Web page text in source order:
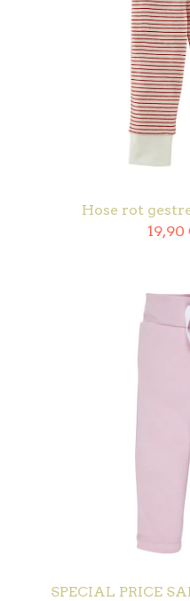
Hose rot
19,90
SPECIAL PRICE